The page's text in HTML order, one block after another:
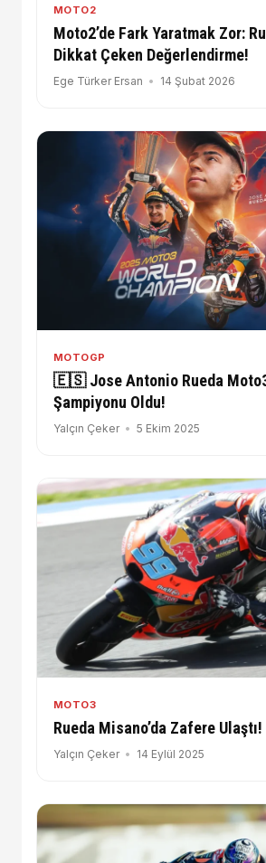
MOTO2
Moto2’de Fark Yaratmak Zor:
Dikkat Çeken Değerlendirme!
Ege Türker Ersan 14 Şubat 2026
MOTOGP
🇪🇸 Jose Antonio Rueda
Şampiyonu Oldu!
Yalçın Çeker 5 Ekim 2025
MOTO3
Rueda Misano’da Zafere Ulaştı!
Yalçın Çeker 14 Eylül 2025